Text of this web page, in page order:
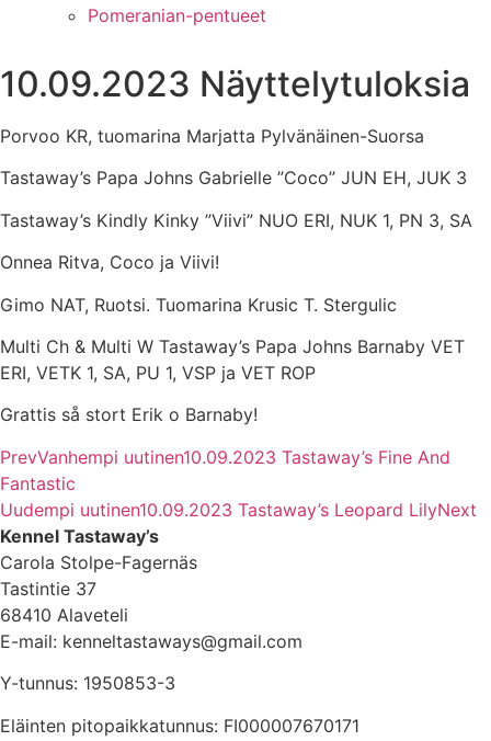
Pomeranian-pentueet
10.09.2023 Näyttelytuloksia
Porvoo KR, tuomarina Marjatta Pylvänäinen-Suorsa
Tastaway’s Papa Johns Gabrielle ”Coco” JUN EH, JUK 3
Tastaway’s Kindly Kinky ”Viivi” NUO ERI, NUK 1, PN 3, SA
Onnea Ritva, Coco ja Viivi!
Gimo NAT, Ruotsi. Tuomarina Krusic T. Stergulic
Multi Ch & Multi W Tastaway’s Papa Johns Barnaby VET
ERI, VETK 1, SA, PU 1, VSP ja VET ROP
Grattis så stort Erik o Barnaby!
PrevVanhempi uutinen10.09.2023 Tastaway’s Fine And
Fantastic
Uudempi uutinen10.09.2023 Tastaway’s Leopard LilyNext
Kennel Tastaway’s
Carola Stolpe-Fagernäs
Tastintie 37
68410 Alaveteli
E-mail: kenneltastaways@gmail.com
Y-tunnus: 1950853-3
Eläinten pitopaikkatunnus: FI000007670171